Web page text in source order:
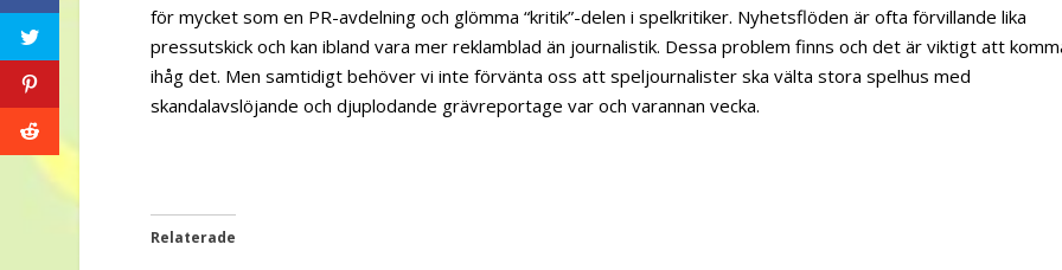
för mycket som en PR-avdelning och glömma “kritik”-delen i spelkritiker. Nyhetsflöden är ofta förvillande lika
pressutskick och kan ibland vara mer reklamblad än journalistik. Dessa problem finns och det är viktigt att
ihåg det. Men samtidigt behöver vi inte förvänta oss att speljournalister ska välta stora spelhus med
skandalavslöjande och djuplodande grävreportage var och varannan vecka.
Relaterade